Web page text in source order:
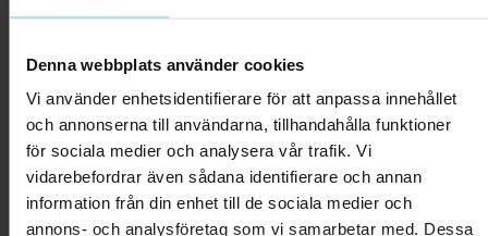
Denna webbplats använder cookies
Vi använder enhetsidentifierare för att anpassa innehållet
och annonserna till användarna, tillhandahålla funktioner
för sociala medier och analysera vår trafik. Vi
vidarebefordrar även sådana identifierare och annan
information från din enhet till de sociala medier och
annons- och analysföretag som vi samarbetar med. Dessa